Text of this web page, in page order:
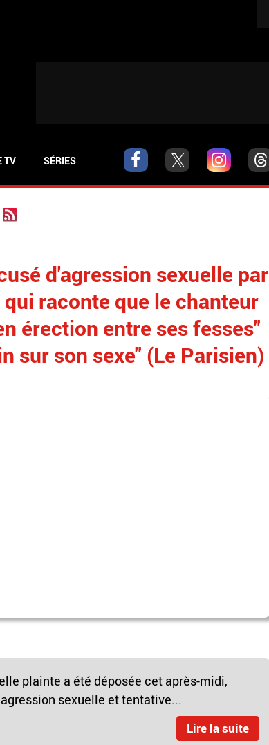
TV SÉRIES
d'agression sexuelle par
raconte que le chanteur
érection entre ses fesses"
sur son sexe" (Le Parisien)
plainte a été déposée cet après-midi,
sexuelle et tentative...
Lire la suite